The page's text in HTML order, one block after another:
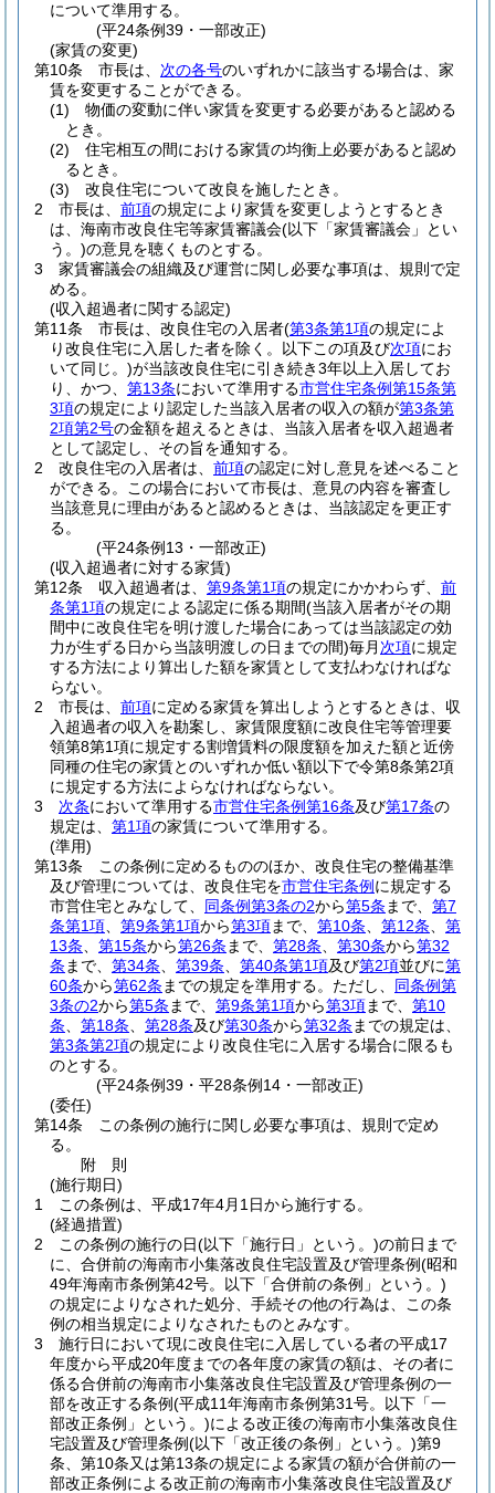
について準用する。
(平24条例39・一部改正)
(家賃の変更)
第10条
市長は、 次の各号のいずれかに該当する場合は、家
賃を変更することができる。
(1)
物価の変動に伴い家賃を変更する必要があると認める
とき。
(2)
住宅相互の間における家賃の均衡上必要があると認め
るとき。
(3)
改良住宅について改良を施したとき。
2
市長は、 前項の規定により家賃を変更しようとするとき
は、海南市改良住宅等家賃審議会(以下「家賃審議会」とい
う。)の意見を聴くものとする。
3
家賃審議会の組織及び運営に関し必要な事項は、規則で定
める。
(収入超過者に関する認定)
第11条
市長は、改良住宅の入居者(第3条第1項の規定によ
り改良住宅に入居した者を除く。以下この項及び次項にお
いて同じ。)が当該改良住宅に引き続き3年以上入居してお
り、かつ、 第13条において準用する市営住宅条例第15条第
3項の規定により認定した当該入居者の収入の額が第3条第
2項第2号の金額を超えるときは、当該入居者を収入超過者
として認定し、その旨を通知する。
2
改良住宅の入居者は、 前項の認定に対し意見を述べること
ができる。
この場合において市長は、意見の内容を審査し
当該意見に理由があると認めるときは、当該認定を更正す
る。
(平24条例13・一部改正)
(収入超過者に対する家賃)
第12条
収入超過者は、 第9条第1項の規定にかかわらず、 前
条第1項の規定による認定に係る期間(当該入居者がその期
間中に改良住宅を明け渡した場合にあっては当該認定の効
力が生ずる日から当該明渡しの日までの間)毎月 次項に規定
する方法により算出した額を家賃として支払わなければな
らない。
2
市長は、 前項に定める家賃を算出しようとするときは、収
入超過者の収入を勘案し、家賃限度額に改良住宅等管理要
領第8第1項に規定する割増賃料の限度額を加えた額と近傍
同種の住宅の家賃とのいずれか低い額以下で令第8条第2項
に規定する方法によらなければならない。
3
次条において準用する市営住宅条例第16条及び第17条の
規定は、 第1項の家賃について準用する。
(準用)
第13条
この条例に定めるもののほか、改良住宅の整備基準
及び管理については、改良住宅を市営住宅条例 に規定する
市営住宅とみなして、 同条例第3条の2から第5条 まで、 第7
条第1項
第9条第1項から第3項まで、 第10条 第12条
第
13条
第15条から第26条 まで、 第28条 第30条から第32
条 まで、 第34条 第39条 第40条第1項及び第2項並びに第
60条から第62条 までの規定を準用する。 ただし、 同条例第
3条の2から第5条 まで、 第9条第1項から第3項まで、 第10
条
第18条 第28条及び第30条から第32条 までの規定は、
第3条第2項の規定により改良住宅に入居する場合に限るも
のとする。
(平24条例39・平28条例14・一部改正)
(委任)
第14条
この条例の施行に関し必要な事項は、規則で定め
る。
附 則
(施行期日)
1
この条例は、平成17年4月1日から施行する。
(経過措置)
2
この条例の施行の日(以下「施行日」という。)の前日まで
に、合併前の海南市小集落改良住宅設置及び管理条例(昭和
49年海南市条例第42号。以下「合併前の条例」という。)
の規定によりなされた処分、手続その他の行為は、この条
例の相当規定によりなされたものとみなす。
3
施行日において現に改良住宅に入居している者の平成17
年度から平成20年度までの各年度の家賃の額は、その者に
係る合併前の海南市小集落改良住宅設置及び管理条例の一
部を改正する条例(平成11年海南市条例第31号。以下「一
部改正条例」という。)による改正後の海南市小集落改良住
宅設置及び管理条例(以下「改正後の条例」という。)第9
条、第10条又は第13条の規定による家賃の額が合併前の一
部改正条例による改正前の海南市小集落改良住宅設置及び